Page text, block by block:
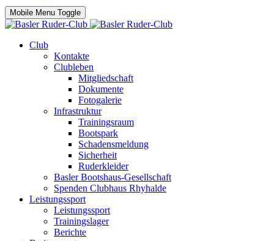
Mobile Menu Toggle
Club
Kontakte
Clubleben
Mitgliedschaft
Dokumente
Fotogalerie
Infrastruktur
Trainingsraum
Bootspark
Schadensmeldung
Sicherheit
Ruderkleider
Basler Bootshaus-Gesellschaft
Spenden Clubhaus Rhyhalde
Leistungssport
Leistungssport
Trainingslager
Berichte